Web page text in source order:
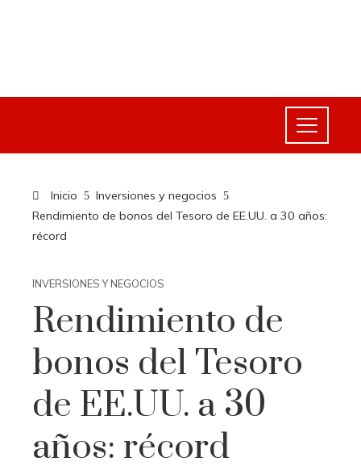
Inicio
Inversiones y negocios
Rendimiento de bonos del Tesoro de EE.UU. a 30 años:
récord
INVERSIONES Y NEGOCIOS
Rendimiento de
bonos del Tesoro
de EE.UU. a 30
años: récord